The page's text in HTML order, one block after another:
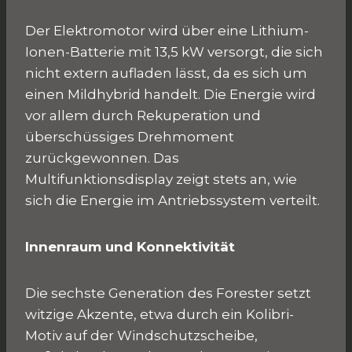
Der Elektromotor wird über eine Lithium-
Ionen-Batterie mit 13,5 kW versorgt, die sich
nicht extern aufladen lässt, da es sich um
einen Mildhybrid handelt. Die Energie wird
vor allem durch Rekuperation und
überschüssiges Drehmoment
zurückgewonnen. Das
Multifunktionsdisplay zeigt stets an, wie
sich die Energie im Antriebssystem verteilt.
Innenraum und Konnektivität
Die sechste Generation des Forester setzt
witzige Akzente, etwa durch ein Kolibri-
Motiv auf der Windschutzscheibe,